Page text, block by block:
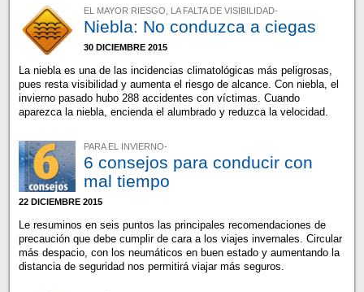
EL MAYOR RIESGO, LA FALTA DE VISIBILIDAD-
Niebla: No conduzca a ciegas
30 DICIEMBRE 2015
La niebla es una de las incidencias climatológicas más peligrosas,
pues resta visibilidad y aumenta el riesgo de alcance. Con niebla, el
invierno pasado hubo 288 accidentes con víctimas. Cuando
aparezca la niebla, encienda el alumbrado y reduzca la velocidad.
PARA EL INVIERNO-
6 consejos para conducir con
mal tiempo
22 DICIEMBRE 2015
Le resuminos en seis puntos las principales recomendaciones de
precaución que debe cumplir de cara a los viajes invernales. Circular
más despacio, con los neumáticos en buen estado y aumentando la
distancia de seguridad nos permitirá viajar más seguros.